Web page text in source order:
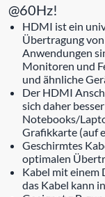
@60Hz!
HDMI ist ein
Übertragung
Anwendungen
Monitoren und
und ähnliche
Der HDMI
sich daher
Notebooks/
Grafikkarte (auf
Geschirmtes
optimalen
Kabel mit einem
das Kabel kann